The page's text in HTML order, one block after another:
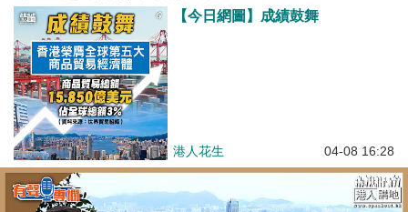
【今日網圖】成績鼓舞
港人花生 04-08 16:28